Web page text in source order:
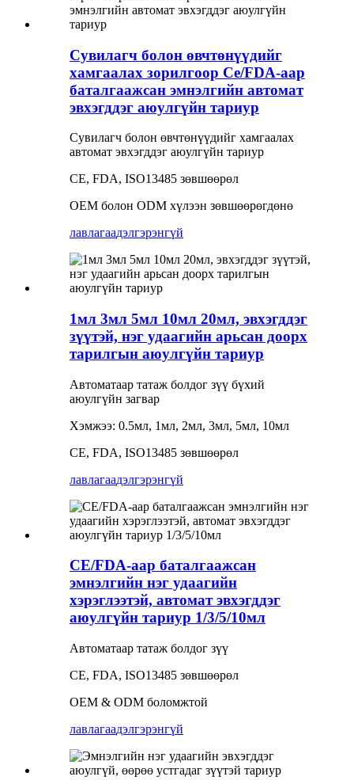
Сувилагч болон өвчтөнүүдийг
хамгаалах зорилгоор Ce/FDA-аар
баталгаажсан эмнэлгийн автомат
эвхэгддэг аюулгүйн тариур
Сувилагч болон өвчтөнүүдийг хамгаалах
автомат эвхэгддэг аюулгүйн тариур
CE, FDA, ISO13485 зөвшөөрөл
OEM болон ODM хүлээн зөвшөөрөгдөнө
лавлагаадэлгэрэнгүй
1мл 3мл 5мл 10мл 20мл, эвхэгддэг
зүүтэй, нэг удаагийн арьсан доорх
тарилгын аюулгүйн тариур
Автоматаар татаж болдог зүү бүхий
аюулгүйн загвар
Хэмжээ: 0.5мл, 1мл, 2мл, 3мл, 5мл, 10мл
CE, FDA, ISO13485 зөвшөөрөл
лавлагаадэлгэрэнгүй
CE/FDA-аар баталгаажсан
эмнэлгийн нэг удаагийн
хэрэглээтэй, автомат эвхэгддэг
аюулгүйн тариур 1/3/5/10мл
Автоматаар татаж болдог зүү
CE, FDA, ISO13485 зөвшөөрөл
OEM & ODM боломжтой
лавлагаадэлгэрэнгүй